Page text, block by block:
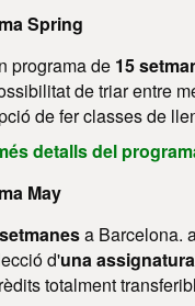
Spring
programa de 15
de triar entre
de fer classes de
detalls del
May
a Barcelona.
d'una
totalment